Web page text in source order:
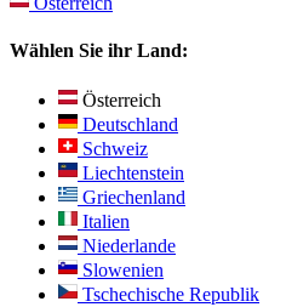
Wählen Sie ihr Land:
Österreich
Deutschland
Schweiz
Liechtenstein
Griechenland
Italien
Niederlande
Slowenien
Tschechische Republik